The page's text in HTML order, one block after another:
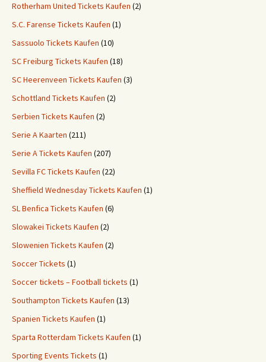
Rotherham United Tickets Kaufen (2)
S.C. Farense Tickets Kaufen (1)
Sassuolo Tickets Kaufen (10)
SC Freiburg Tickets Kaufen (18)
SC Heerenveen Tickets Kaufen (3)
Schottland Tickets Kaufen (2)
Serbien Tickets Kaufen (2)
Serie A Kaarten (211)
Serie A Tickets Kaufen (207)
Sevilla FC Tickets Kaufen (22)
Sheffield Wednesday Tickets Kaufen (1)
SL Benfica Tickets Kaufen (6)
Slowakei Tickets Kaufen (2)
Slowenien Tickets Kaufen (2)
Soccer Tickets (1)
Soccer tickets – Football tickets (1)
Southampton Tickets Kaufen (13)
Spanien Tickets Kaufen (1)
Sparta Rotterdam Tickets Kaufen (1)
Sporting Events Tickets (1)